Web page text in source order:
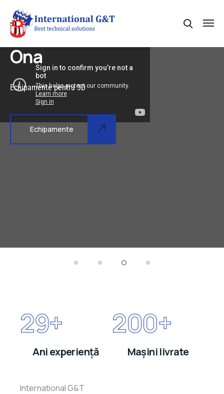
Ona
Echipamente pentru 3D
Echipamente
Ani experiență
29+
Mașini livrate
200+
International G&T